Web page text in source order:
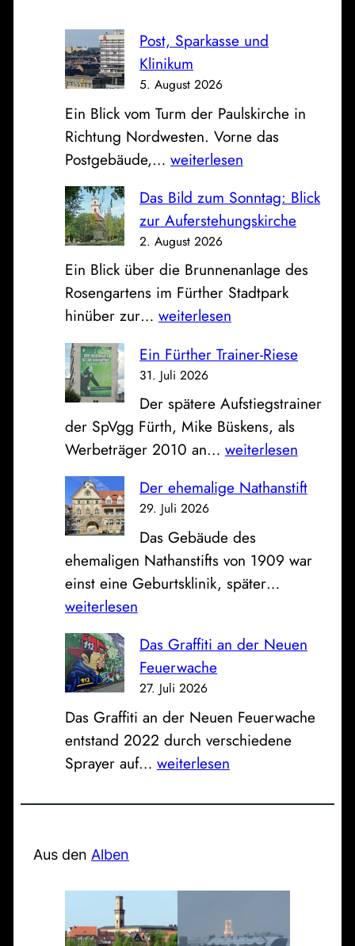
Post, Sparkasse und
Klinikum
5. August 2026
Ein Blick vom Turm der Paulskirche in
Richtung Nordwesten. Vorne das
Postgebäude,… P
s
t
,
S
p
a
k
s
s
e
u
n
d
K
l
i
i
k
u
m
weiterlesen
Das Bild zum Sonntag: Blick
zur Auferstehungskirche
2. August 2026
Ein Blick über die Brunnenanlage des
Rosengartens im Fürther Stadtpark
hinüber zur… D
s
B
i
l
d
u
m
S
o
n
g
B
l
i
r
u
weiterlesen
Ein Fürther Trainer-Riese
31. Juli 2026
Der spätere Aufstiegstrainer
der SpVgg Fürth, Mike Büskens, als
Werbeträger 2010 an… E
n
ü
r
t
r
a
i
n
i
s
weiterlesen
Der ehemalige Nathanstift
29. Juli 2026
Das Gebäude des
ehemaligen Nathanstifts von 1909 war
einst eine Geburtsklinik, später…
e
m
a
g
weiterlesen
Das Graffiti an der Neuen
Feuerwache
27. Juli 2026
Das Graffiti an der Neuen Feuerwache
entstand 2022 durch verschiedene
Sprayer auf… D
s
f
weiterlesen
Aus den Alben